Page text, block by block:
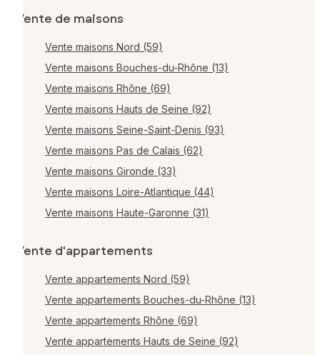
Vente de maisons
Vente maisons Nord (59)
Vente maisons Bouches-du-Rhône (13)
Vente maisons Rhône (69)
Vente maisons Hauts de Seine (92)
Vente maisons Seine-Saint-Denis (93)
Vente maisons Pas de Calais (62)
Vente maisons Gironde (33)
Vente maisons Loire-Atlantique (44)
Vente maisons Haute-Garonne (31)
Vente d'appartements
Vente appartements Nord (59)
Vente appartements Bouches-du-Rhône (13)
Vente appartements Rhône (69)
Vente appartements Hauts de Seine (92)